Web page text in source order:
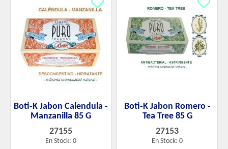
Boti-K Jabon Calendula -
Manzanilla 85 G
27155
En Stock: 0
Boti-K Jabon Romero -
Tea Tree 85 G
27153
En Stock: 0